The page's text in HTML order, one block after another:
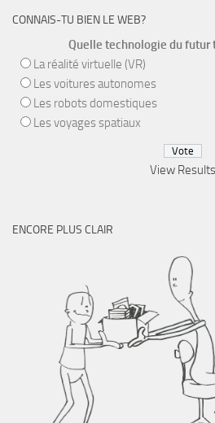
CONNAIS-TU BIEN LE WEB?
Quelle technologie du futur
La réalité virtuelle (VR)
Les voitures autonomes
Les robots domestiques
Les voyages spatiaux
View Results
ENCORE PLUS CLAIR